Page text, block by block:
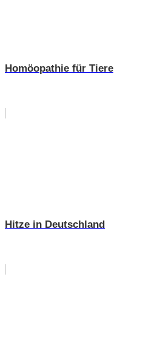
Homöopathie für Tiere
Hitze in Deutschland